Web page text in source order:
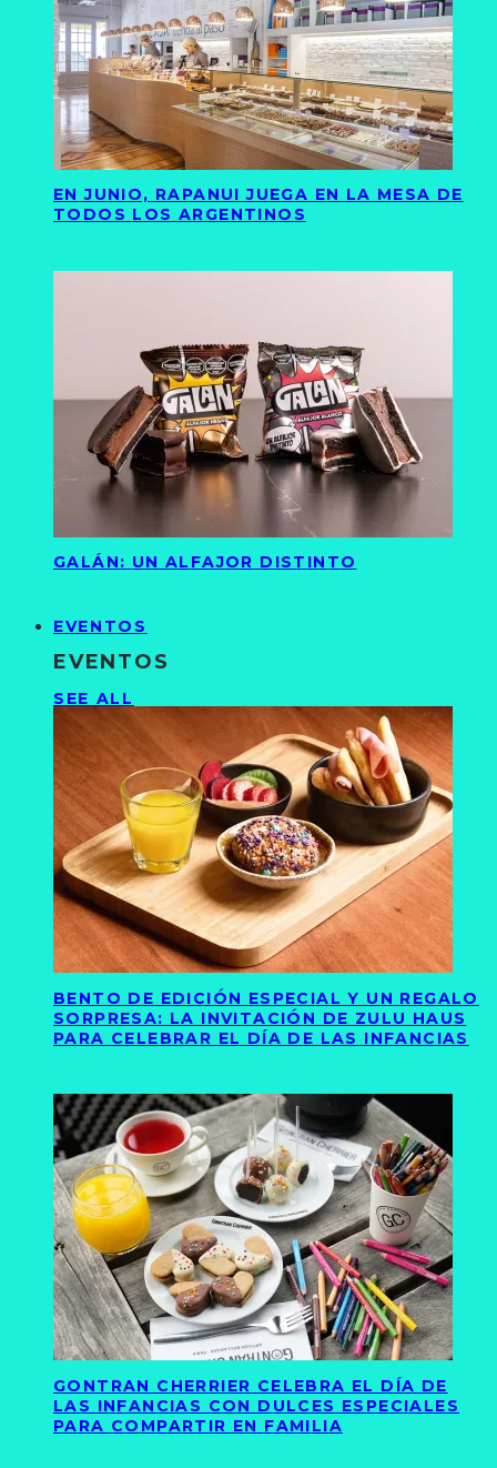
EN JUNIO, RAPANUI JUEGA EN LA MESA DE
TODOS LOS ARGENTINOS
GALÁN: UN ALFAJOR DISTINTO
EVENTOS
EVENTOS
SEE ALL
BENTO DE EDICIÓN ESPECIAL Y UN REGALO
SORPRESA: LA INVITACIÓN DE ZULU HAUS
PARA CELEBRAR EL DÍA DE LAS INFANCIAS
GONTRAN CHERRIER CELEBRA EL DÍA DE
LAS INFANCIAS CON DULCES ESPECIALES
PARA COMPARTIR EN FAMILIA